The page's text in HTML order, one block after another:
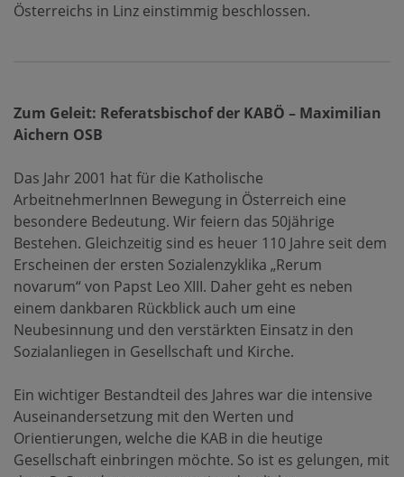
Österreichs in Linz einstimmig beschlossen.
Zum Geleit: Referatsbischof der KABÖ – Maximilian
Aichern OSB
Das Jahr 2001 hat für die Katholische
ArbeitnehmerInnen Bewegung in Österreich eine
besondere Bedeutung. Wir feiern das 50jährige
Bestehen. Gleichzeitig sind es heuer 110 Jahre seit dem
Erscheinen der ersten Sozialenzyklika „Rerum
novarum“ von Papst Leo XIII. Daher geht es neben
einem dankbaren Rückblick auch um eine
Neubesinnung und den verstärkten Einsatz in den
Sozialanliegen in Gesellschaft und Kirche.
Ein wichtiger Bestandteil des Jahres war die intensive
Auseinandersetzung mit den Werten und
Orientierungen, welche die KAB in die heutige
Gesellschaft einbringen möchte. So ist es gelungen, mit